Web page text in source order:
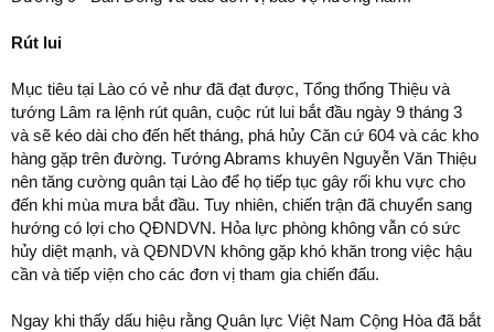
Rút lui
Mục tiêu tại Lào có vẻ như đã đạt được, Tổng thống Thiệu và
tướng Lâm ra lệnh rút quân, cuộc rút lui bắt đầu ngày 9 tháng 3
và sẽ kéo dài cho đến hết tháng, phá hủy Căn cứ 604 và các kho
hàng gặp trên đường. Tướng Abrams khuyên Nguyễn Văn Thiệu
nên tăng cường quân tại Lào để họ tiếp tục gây rối khu vực cho
đến khi mùa mưa bắt đầu. Tuy nhiên, chiến trận đã chuyển sang
hướng có lợi cho QĐNDVN. Hỏa lực phòng không vẫn có sức
hủy diệt mạnh, và QĐNDVN không gặp khó khăn trong việc hậu
cần và tiếp viện cho các đơn vị tham gia chiến đấu.
Ngay khi thấy dấu hiệu rằng Quân lực Việt Nam Cộng Hòa đã bắt